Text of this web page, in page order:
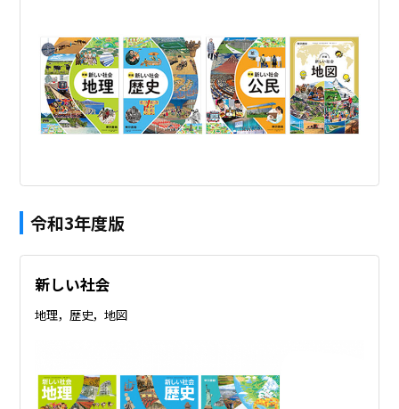
令和3年度版
新しい社会
地理，歴史，地図